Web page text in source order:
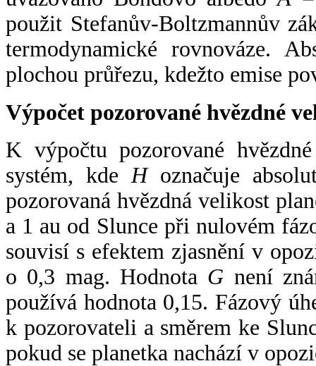
použit Stefanův-Boltzmannův
termodynamické rovnováze.
plochou průřezu, kdežto emise
Výpočet pozorované hvězdné
K výpočtu pozorované
systém, kde Hoznačuje
pozorovaná hvězdná velikost
a 1 au od Slunce při nulovém
souvisí s efektem zjasnění v
o 0,3 mag. Hodnota G není
používá hodnota 0,15. Fázový
k pozorovateli a směrem ke
pokud se planetka nachází v